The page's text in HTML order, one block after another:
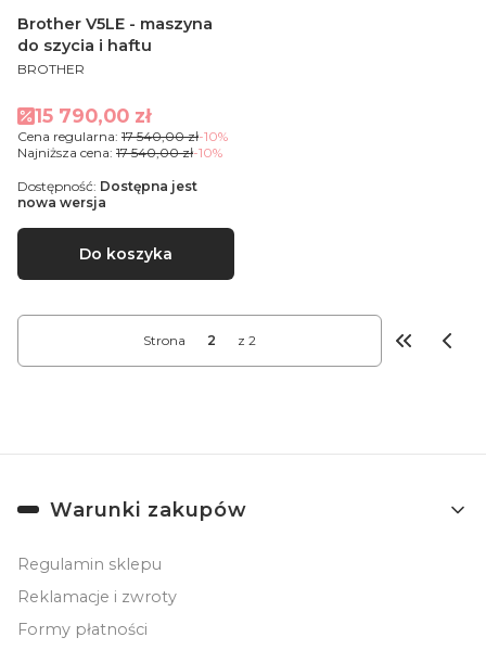
Brother V5LE - maszyna
do szycia i haftu
PRODUCENT
BROTHER
Cena promocyjna
15 790,00 zł
Cena regularna: 17 540,00 zł-10%
Najniższa cena: 17 540,00 zł-10%
Do koszyka
Dostępność: Dostępna jest
nowa wersja
Wróć do
Strona z 2
Linki w stopce
Warunki zakupów
Regulamin sklepu
Reklamacje i zwroty
Formy płatności